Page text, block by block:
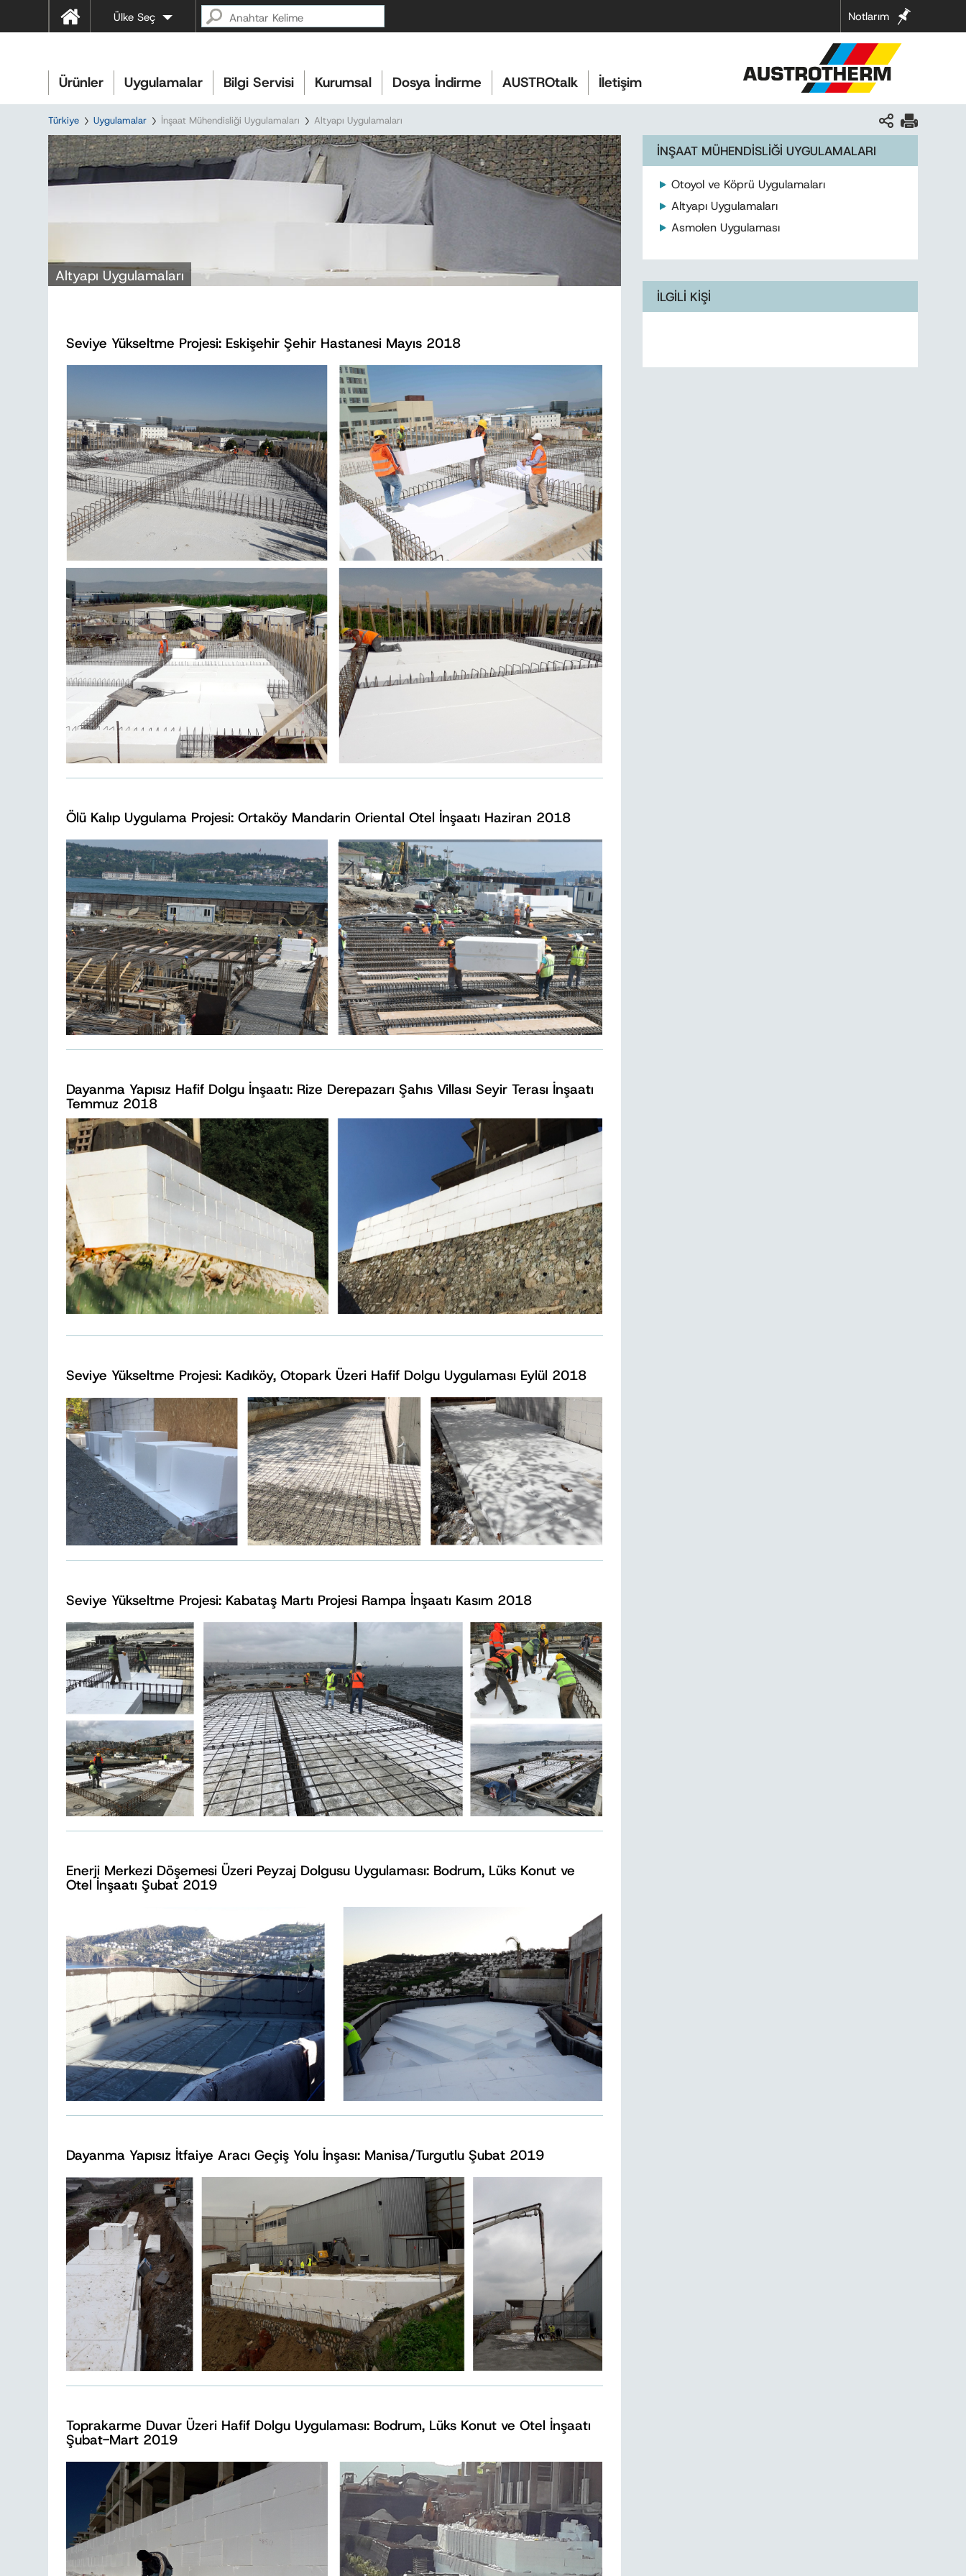
Notlarım
Ülke Seç
Ürünler Uygulamalar Bilgi Servisi Kurumsal Dosya İndirme AUSTROtalk İletişim
Türkiye Uygulamalar İnşaat Mühendisliği Uygulamaları Altyapı Uygulamaları
Altyapı Uygulamaları
Seviye Yükseltme Projesi: Eskişehir Şehir Hastanesi Mayıs 2018
Ölü Kalıp Uygulama Projesi: Ortaköy Mandarin Oriental Otel İnşaatı Haziran 2018
Dayanma Yapısız Hafif Dolgu İnşaatı: Rize Derepazarı Şahıs Villası Seyir Terası İnşaatı
Temmuz 2018
Seviye Yükseltme Projesi: Kadıköy, Otopark Üzeri Hafif Dolgu Uygulaması Eylül 2018
Seviye Yükseltme Projesi: Kabataş Martı Projesi Rampa İnşaatı Kasım 2018
Enerji Merkezi Döşemesi Üzeri Peyzaj Dolgusu Uygulaması: Bodrum, Lüks Konut ve
Otel İnşaatı Şubat 2019
Dayanma Yapısız İtfaiye Aracı Geçiş Yolu İnşası: Manisa/Turgutlu Şubat 2019
Toprakarme Duvar Üzeri Hafif Dolgu Uygulaması: Bodrum, Lüks Konut ve Otel İnşaatı
Şubat-Mart 2019
İNŞAAT MÜHENDİSLİĞİ UYGULAMALARI
Otoyol ve Köprü Uygulamaları
Altyapı Uygulamaları
Asmolen Uygulaması
İLGİLİ KİŞİ